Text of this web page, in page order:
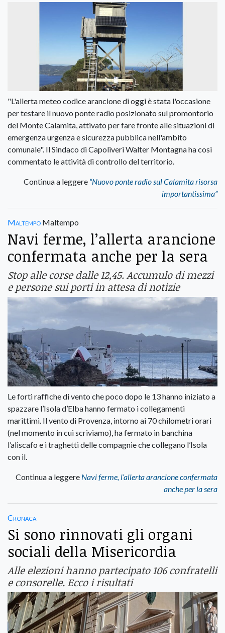
"L'allerta meteo codice arancione di oggi è stata l'occasione
per testare il nuovo ponte radio posizionato sul promontorio
del Monte Calamita, attivato per fare fronte alle situazioni di
emergenza urgenza e sicurezza pubblica nell'ambito
comunale". Il Sindaco di Capoliveri Walter Montagna ha così
commentato le attività di controllo del territorio.
Continua a leggere “Nuovo ponte radio sul Calamita risorsa
importantissima”
Maltempo Maltempo
Navi ferme, l’allerta arancione
confermata anche per la sera
Stop alle corse dalle 12,45. Accumulo di mezzi
e persone sui porti in attesa di notizie
Le forti raffiche di vento che poco dopo le 13 hanno iniziato a
spazzare l’Isola d’Elba hanno fermato i collegamenti
marittimi. Il vento di Provenza, intorno ai 70 chilometri orari
(nel momento in cui scriviamo), ha fermato in banchina
l’aliscafo e i traghetti delle compagnie che collegano l’Isola
con il.
Continua a leggere Navi ferme, l’allerta arancione confermata
anche per la sera
Cronaca
Si sono rinnovati gli organi
sociali della Misericordia
Alle elezioni hanno partecipato 106 confratelli
e consorelle. Ecco i risultati